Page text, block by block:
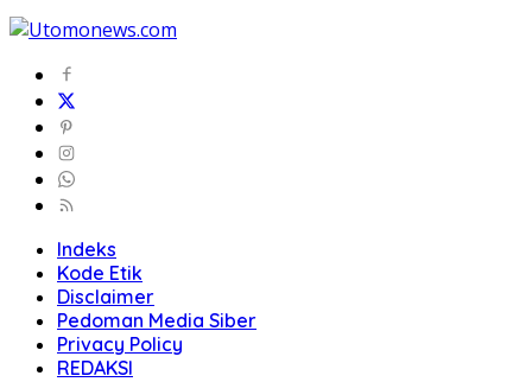
Indeks
Kode Etik
Disclaimer
Pedoman Media Siber
Privacy Policy
REDAKSI